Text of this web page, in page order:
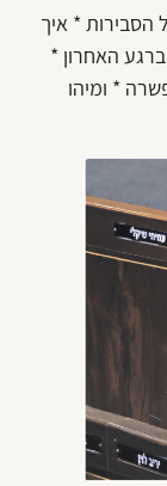
בקרב על הסבירות * איך
האחרון *
* ומיהו